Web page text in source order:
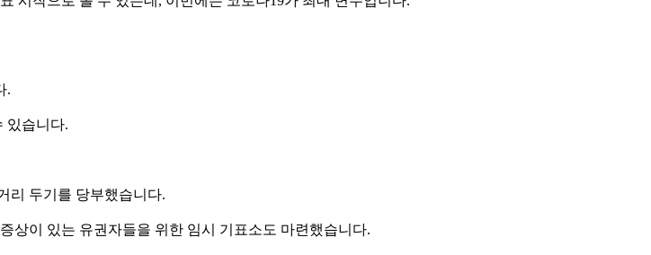
.
있습니다.
리 두기를 당부했습니다.
상이 있는 유권자들을 위한 임시 기표소도 마련했습니다.